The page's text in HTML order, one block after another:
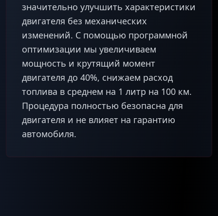
значительно улучшить характеристики
двигателя без механических
изменений. С помощью программной
оптимизации мы увеличиваем
мощность и крутящий момент
двигателя до 40%, снижаем расход
топлива в среднем на 1 литр на 100 км.
Процедура полностью безопасна для
двигателя и не влияет на гарантию